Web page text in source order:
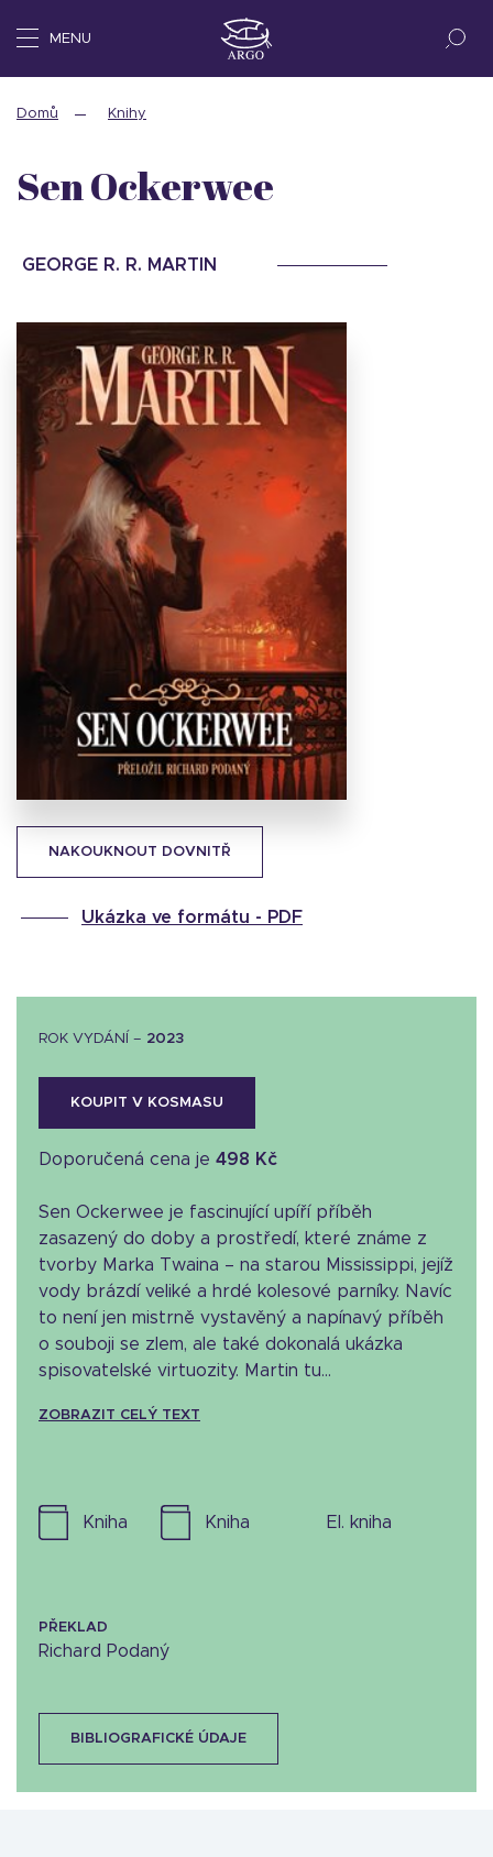
MENU
Domů Knihy
NAKOUKNOUT DOVNITŘ
Ukázka ve formátu - PDF
Sen Ockerwee
GEORGE R. R. MARTIN
ROK VYDÁNÍ – 2023
KOUPIT V KOSMASU
Doporučená cena je 498 Kč
Sen Ockerwee je fascinující upíří příběh
zasazený do doby a prostředí, které známe z
tvorby Marka Twaina – na starou Mississippi, jejíž
vody brázdí veliké a hrdé kolesové parníky. Navíc
to není jen mistrně vystavěný a napínavý příběh
o souboji se zlem, ale také dokonalá ukázka
spisovatelské virtuozity. Martin tu...
ZOBRAZIT CELÝ TEXT
kniha kniha el. kniha
PŘEKLAD
Richard Podaný
BIBLIOGRAFICKÉ ÚDAJE